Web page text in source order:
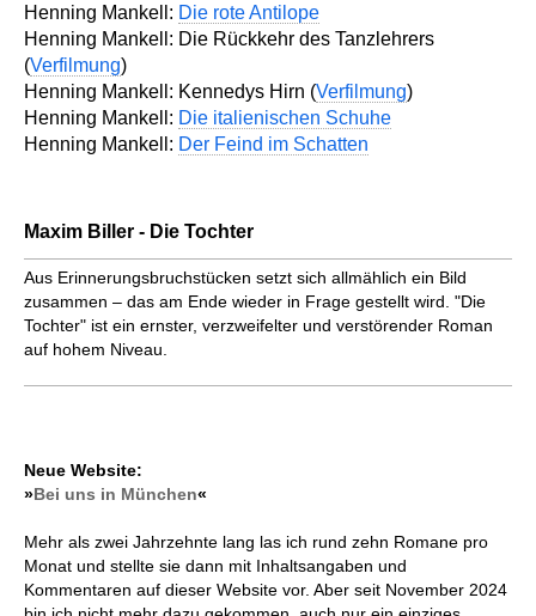
Henning Mankell: Die rote Antilope
Henning Mankell: Die Rückkehr des Tanzlehrers
(Verfilmung)
Henning Mankell: Kennedys Hirn (Verfilmung)
Henning Mankell: Die italienischen Schuhe
Henning Mankell: Der Feind im Schatten
Maxim Biller - Die Tochter
Aus Erinnerungsbruchstücken setzt sich allmählich ein Bild
zusammen – das am Ende wieder in Frage gestellt wird. "Die
Tochter" ist ein ernster, verzweifelter und verstörender Roman
auf hohem Niveau.
Neue Website:
»Bei uns in München«
Mehr als zwei Jahrzehnte lang las ich rund zehn Romane pro
Monat und stellte sie dann mit Inhaltsangaben und
Kommentaren auf dieser Website vor. Aber seit November 2024